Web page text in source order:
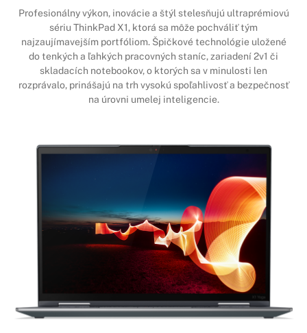
Profesionálny výkon, inovácie a štýl stelesňujú ultraprémiovú
sériu ThinkPad X1, ktorá sa môže pochváliť tým
najzaujímavejším portfóliom. Špičkové technológie uložené
do tenkých a ľahkých pracovných staníc, zariadení 2v1 či
skladacích notebookov, o ktorých sa v minulosti len
rozprávalo, prinášajú na trh vysokú spoľahlivosť a bezpečnosť
na úrovni umelej inteligencie.